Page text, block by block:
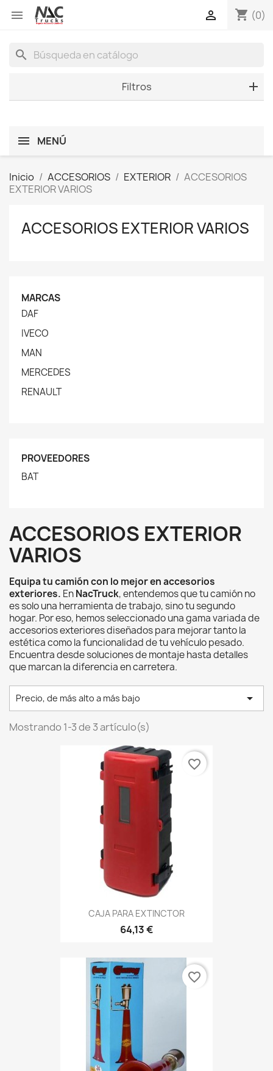
 shopping_cart (0)

search
Filtros
MENÚ
Inicio ACCESORIOS EXTERIOR
ACCESORIOS
EXTERIOR VARIOS
ACCESORIOS EXTERIOR VARIOS
MARCAS
DAF
IVECO
MAN
MERCEDES
RENAULT
PROVEEDORES
BAT
ACCESORIOS EXTERIOR
VARIOS
Equipa tu camión con lo mejor en accesorios
exteriores. EnNacTruck, entendemos que tu camión no
es solo una herramienta de trabajo, sino tu segundo
hogar. Por eso, hemos seleccionado una gama variada de
accesorios exteriores diseñados para mejorar tanto la
estética como la funcionalidad de tu vehículo pesado.
Encuentra desde soluciones de montaje hasta detalles
que marcan la diferencia en carretera.
Precio, de más alto a más bajo 
Mostrando 1-3 de 3 artículo(s)
CAJA PARA EXTINCTOR
64,13 €
favorite_border
favorite_border